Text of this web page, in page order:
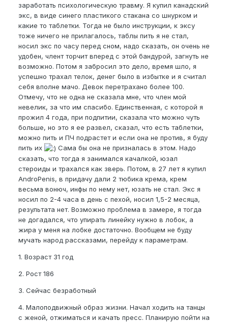
заработать психологическую травму. Я купил канадский
экс, в виде синего пластикого стакана со шнурком и
какие то таблетки. Тогда не было инструкции, к эксу
тоже ничего не прилагалось, таблы пить я не стал,
носил экс по часу перед сном, надо сказать, он очень не
удобен, члент торчит вперед с этой бандурой, загнуть не
возможно. Потом я забросил это дело, время шло, я
успешно трахал телок, денег было в избытке и я считал
себя вполне мачо. Девок перетрахано более 100.
Отмечу, что не одна не сказала мне, что член мой
невелик, за что им спасибо. Единственная, с которой я
прожил 4 года, при подпитии, сказала что можно чуть
больше, но это я ее развел, сказал, что есть таблетки,
можно пить и ПЧ подрастет и если она не против, я буду
пить их
Сама бы она не призналась в этом. Надо
сказать, что тогда я занимался качалкой, юзал
стероиды и трахался как зверь. Потом, в 27 лет я купил
AndroPenis, в придачу дали 2 тюбика крема, крем
весьма вонюч, инфы по нему нет, юзать не стал. Экс я
носил по 2-4 часа в день с пехой, носил 1,5-2 месяца,
результата нет. Возможно проблема в замере, я тогда
не догадался, что упирать линейку нужно в лобок, а
жира у меня на лобке достаточно. Вообщем не буду
мучать народ рассказами, перейду к параметрам.
1. Возраст 31 год
2. Рост 186
3. Сейчас безработный
4. Малоподвижный образ жизни. Начал ходить на танцы
с женой, отжиматься и качать пресс. Планирую пойти на